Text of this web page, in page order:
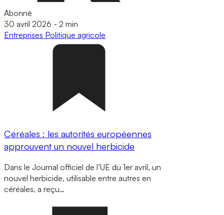
Abonné
30 avril 2026 - 2 min
Entreprises Politique agricole
Céréales : les autorités européennes
approuvent un nouvel herbicide
Dans le Journal officiel de l’UE du 1er avril, un
nouvel herbicide, utilisable entre autres en
céréales, a reçu…